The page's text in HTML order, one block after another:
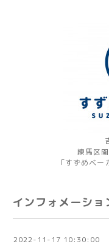
練馬区
「すずめベー
インフォメーショ
2022-11-17 10:30:00